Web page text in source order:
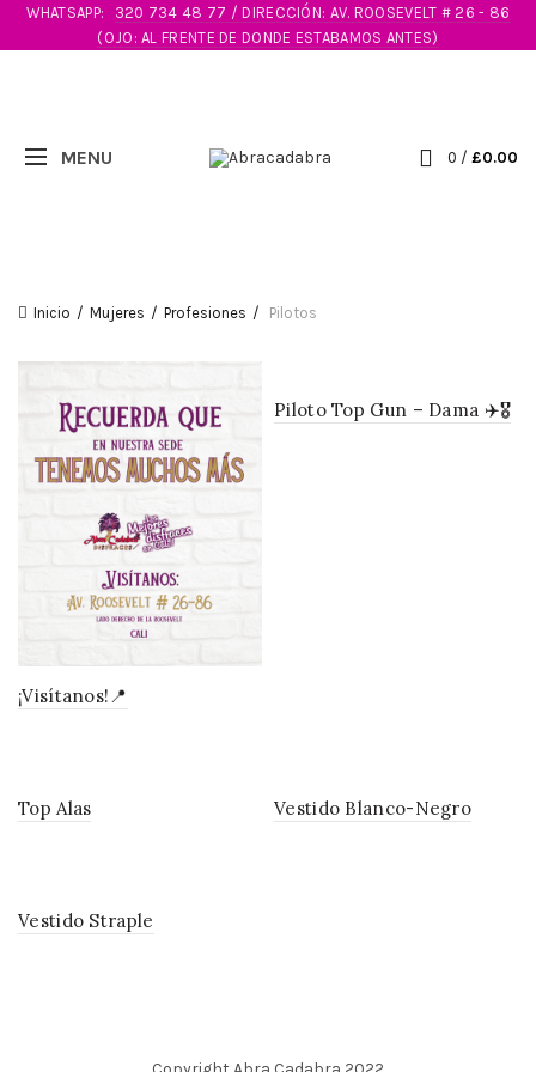
WHATSAPP:
320 734 48 77 / DIRECCIÓN: AV. ROOSEVELT # 26 - 86
(OJO: AL FRENTE DE DONDE ESTABAMOS ANTES)
0 / £0.00
Inicio Mujeres Profesiones Pilotos
¡Visítanos!📍
Piloto Top Gun – Dama ✈️🎖️
Top Alas Vestido Blanco-Negro
Vestido Straple